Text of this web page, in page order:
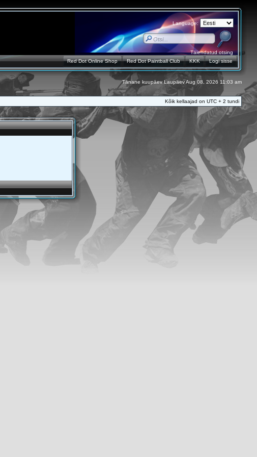
Language:
Täiendatud otsing
Logi sisse
KKK
Red Dot Paintball Club
Red Dot Online Shop
Tänane kuupäev Laupäev Aug 08, 2026 11:03 am
Kõik kellaajad on UTC + 2 tundi